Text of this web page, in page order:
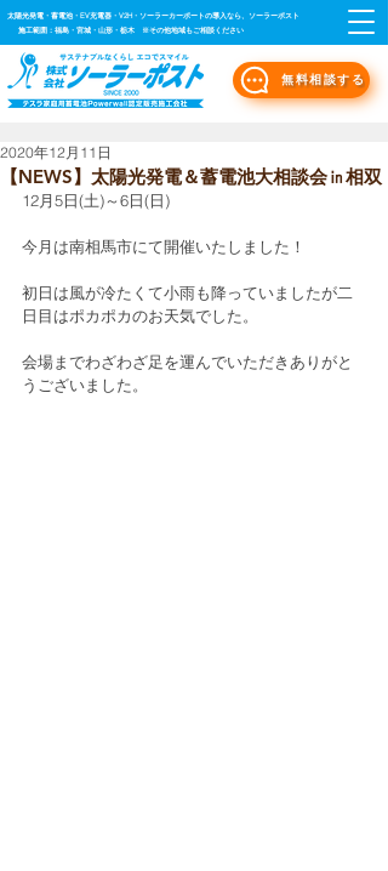
無料相談する
太陽光発電・蓄電池・EV充電器・V2H・ソーラーカーポートの導入なら、ソーラーポスト
施工範囲：福島・宮城・山形・栃木 ※その他地域もご相談ください
【NEWS】太陽光発電＆蓄電池大相談会㏌相双
2020年12月11日
12月5日(土)～6日(日)
今月は南相馬市にて開催いたしました！
初日は風が冷たくて小雨も降っていましたが二
日目はポカポカのお天気でした。
会場までわざわざ足を運んでいただきありがと
うございました。